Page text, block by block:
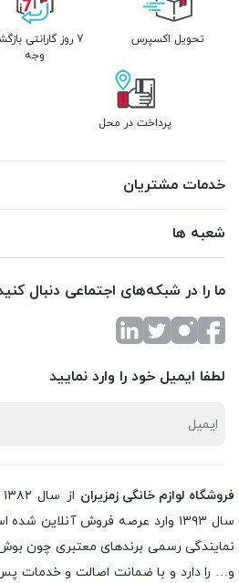
تحویل اکسپرس
7 روز گارانتی
وجه
پرداخت در محل
خدمات مشتریان
شعبه ها
ما را در شبکه‌های اجتماعی دنبال
لطفا ایمیل خود را وارد نمایید
فروشگاه لوازم خانگی زمزیران
سال ۱۳۹۳ وارد عرصه فروش آنلاین
نمایندگی رسمی برندهای معتبری چون بوش،
و… را دارد و با ضمانت اصالت و خدمات